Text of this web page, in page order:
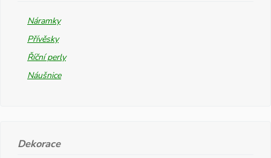
Náramky
Přívěsky
Říční perly
Náušnice
Dekorace